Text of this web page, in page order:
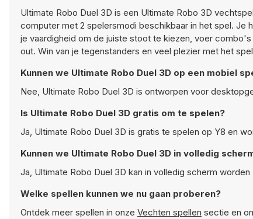
Ultimate Robo Duel 3D is een Ultimate Robo 3D
computer met 2 spelersmodi beschikbaar in het spel.
je vaardigheid om de juiste stoot te kiezen, voer
out. Win van je tegenstanders en veel plezier met het
Kunnen we Ultimate Robo Duel 3D op een mobiel
Nee, Ultimate Robo Duel 3D is ontworpen voor
Is Ultimate Robo Duel 3D gratis om te spelen?
Ja, Ultimate Robo Duel 3D is gratis te spelen op Y8 en
Kunnen we Ultimate Robo Duel 3D in volledig
Ja, Ultimate Robo Duel 3D kan in volledig scherm
Welke spellen kunnen we nu gaan proberen?
Ontdek meer spellen in onze Vechten spellen sectie en